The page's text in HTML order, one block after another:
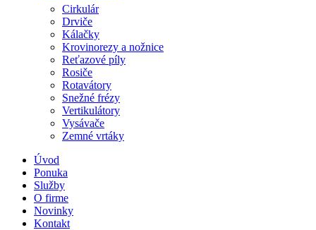
Cirkulár
Drviče
Kálačky
Krovinorezy a nožnice
Reťazové píly
Rosiče
Rotavátory
Snežné frézy
Vertikulátory
Vysávače
Zemné vrtáky
Úvod
Ponuka
Služby
O firme
Novinky
Kontakt